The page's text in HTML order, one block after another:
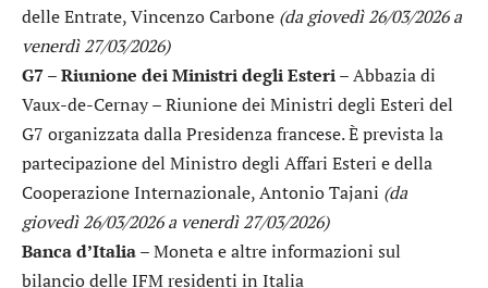
delle Entrate, Vincenzo Carbone (da giovedì 26/03/2026 a
venerdì 27/03/2026)
G7 – Riunione dei Ministri degli Esteri– Abbazia di
Vaux-de-Cernay – Riunione dei Ministri degli Esteri del
G7 organizzata dalla Presidenza francese. È prevista la
partecipazione del Ministro degli Affari Esteri e della
Cooperazione Internazionale, Antonio Tajani (da
giovedì 26/03/2026 a venerdì 27/03/2026)
Banca d’Italia– Moneta e altre informazioni sul
bilancio delle IFM residenti in Italia